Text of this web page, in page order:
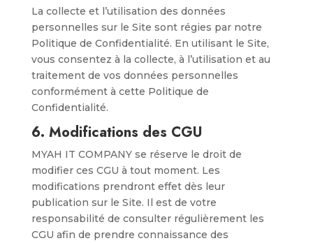
La collecte et l’utilisation des données
personnelles sur le Site sont régies par notre
Politique de Confidentialité. En utilisant le Site,
vous consentez à la collecte, à l’utilisation et au
traitement de vos données personnelles
conformément à cette Politique de
Confidentialité.
6. Modifications des CGU
MYAH IT COMPANY se réserve le droit de
modifier ces CGU à tout moment. Les
modifications prendront effet dès leur
publication sur le Site. Il est de votre
responsabilité de consulter régulièrement les
CGU afin de prendre connaissance des